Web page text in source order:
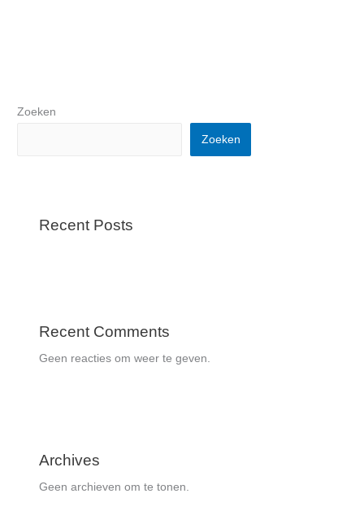
Zoeken
Zoeken
Recent Posts
Recent Comments
Geen reacties om weer te geven.
Archives
Geen archieven om te tonen.